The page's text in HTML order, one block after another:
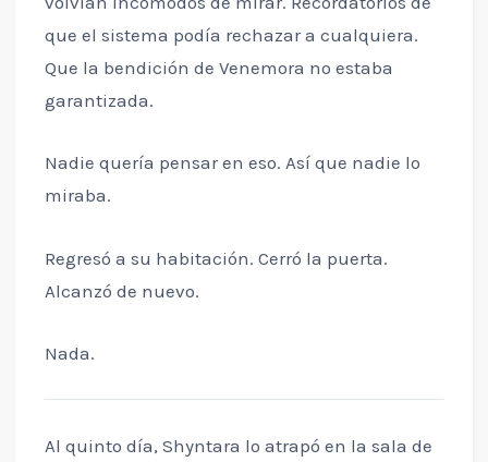
que el sistema podía rechazar a cualquiera.
Que la bendición de Venemora no estaba
garantizada.
Nadie quería pensar en eso. Así que nadie lo
miraba.
Regresó a su habitación. Cerró la puerta.
Alcanzó de nuevo.
Nada.
Al quinto día, Shyntara lo atrapó en la sala de